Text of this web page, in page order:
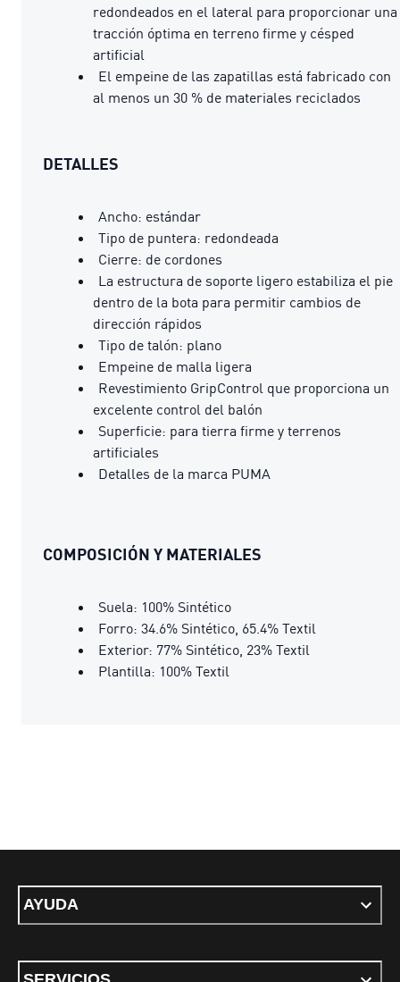
redondeados en el lateral para proporcionar una
tracción óptima en terreno firme y césped
artificial
El empeine de las zapatillas está fabricado con
al menos un 30 % de materiales reciclados
DETALLES
Ancho: estándar
Tipo de puntera: redondeada
Cierre: de cordones
La estructura de soporte ligero estabiliza el pie
dentro de la bota para permitir cambios de
dirección rápidos
Tipo de talón: plano
Empeine de malla ligera
Revestimiento GripControl que proporciona un
excelente control del balón
Superficie: para tierra firme y terrenos
artificiales
Detalles de la marca PUMA
COMPOSICIÓN Y MATERIALES
Suela: 100% Sintético
Forro: 34.6% Sintético, 65.4% Textil
Exterior: 77% Sintético, 23% Textil
Plantilla: 100% Textil
AYUDA